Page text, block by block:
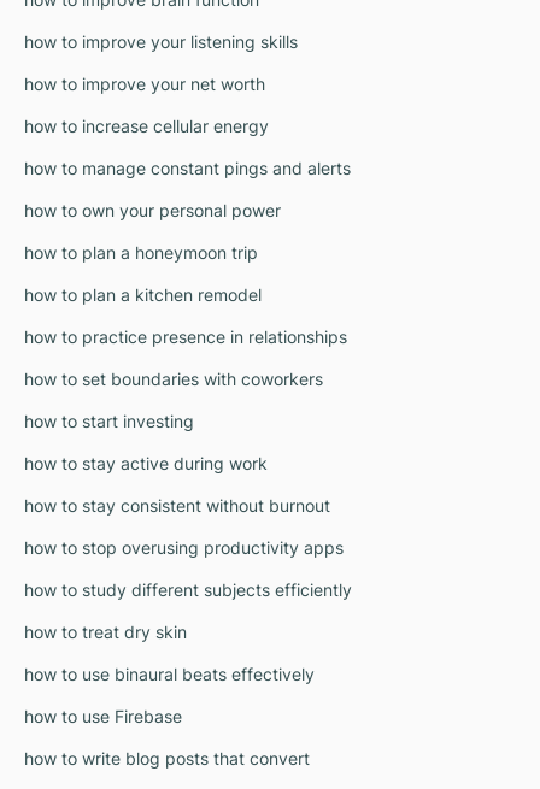
how to improve your listening skills
how to improve your net worth
how to increase cellular energy
how to manage constant pings and alerts
how to own your personal power
how to plan a honeymoon trip
how to plan a kitchen remodel
how to practice presence in relationships
how to set boundaries with coworkers
how to start investing
how to stay active during work
how to stay consistent without burnout
how to stop overusing productivity apps
how to study different subjects efficiently
how to treat dry skin
how to use binaural beats effectively
how to use Firebase
how to write blog posts that convert